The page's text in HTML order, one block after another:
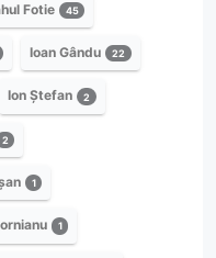
Fotie 45
Ioan Gându 22
Ion Ștefan 2
2
1
1